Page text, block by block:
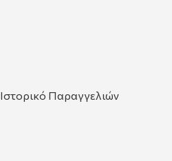
Ιστορικό Παραγγελιών